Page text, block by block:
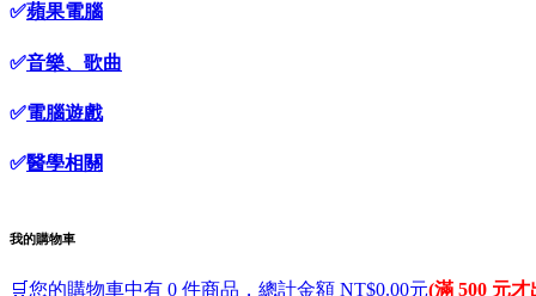
✅蘋果電腦
✅音樂、歌曲
✅電腦遊戲
✅醫學相關
我的購物車
🛒您的購物車中有 0 件商品，總計金額 NT$0.00元(滿 500 元才